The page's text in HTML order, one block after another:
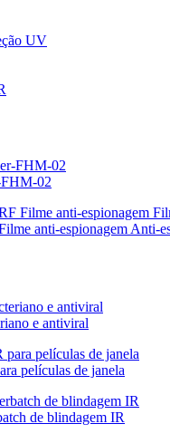
UV
FHM-02
anti-espionagem Anti-
e antiviral
películas de janela
de blindagem IR